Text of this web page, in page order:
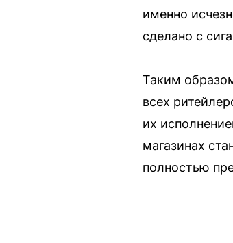
именно
сделано с
Таким
всех
их
магазинах
полностью